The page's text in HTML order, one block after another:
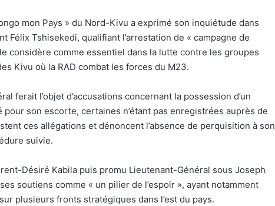
mon Pays » du Nord-Kivu a exprimé son inquiétude dans
Félix Tshisekedi, qualifiant l’arrestation de « campagne de
considère comme essentiel dans la lutte contre les groupes
Kivu où la RAD combat les forces du M23.
ferait l’objet d’accusations concernant la possession d’un
pour son escorte, certaines n’étant pas enregistrées auprès de
ces allégations et dénoncent l’absence de perquisition à son
suivie.
Désiré Kabila puis promu Lieutenant-Général sous Joseph
soutiens comme « un pilier de l’espoir », ayant notamment
plusieurs fronts stratégiques dans l’est du pays.